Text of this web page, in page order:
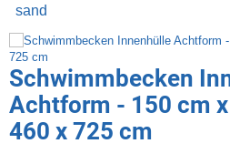
sand
Schwimmbecken
Achtform - 150 cm
460 x 725 cm